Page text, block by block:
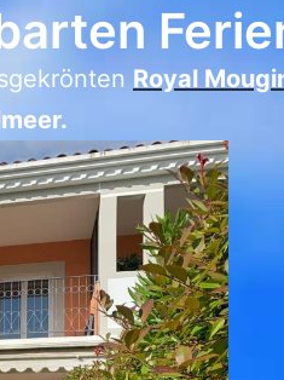
Royal